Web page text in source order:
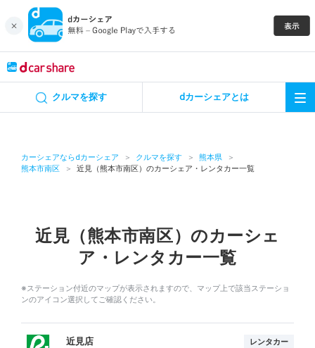
クルマを探す dカーシェアとは
カーシェアならdカーシェア クルマを探す
熊本県
熊本市南区
近見（熊本市南区）のカーシェア・レンタカー一覧
近見（熊本市南区）のカーシェ
ア・レンタカー一覧
※ステーション付近のマップが表示されますので、マップ上で該当ステーショ
ンのアイコン選択してご確認ください。
近見店 レンタカー
カーシェア
特集
アプリの使い方